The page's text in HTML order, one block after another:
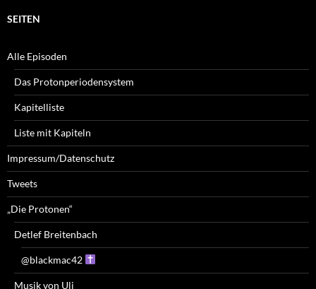
SEITEN
Alle Episoden
Das Protonperiodensystem
Kapitelliste
Liste mit Kapiteln
Impressum/Datenschutz
Tweets
„Die Protonen“
Detlef Breitenbach
@blackmac42
Musik von Uli